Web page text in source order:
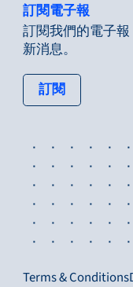
訂閱電子報
訂閱我們的電子
新消息。
訂閱: tertiary
Terms & Conditions